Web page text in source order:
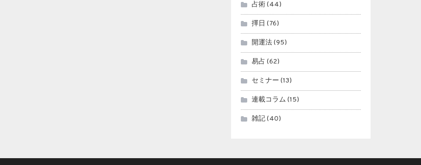
占術(44)
擇日 (76)
開運法(95)
易占 (62)
セミナー (13)
連載コラム (15)
雑記(40)